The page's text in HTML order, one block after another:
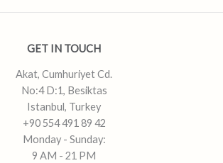
GET IN TOUCH
Akat, Cumhuriyet Cd.
No:4 D:1, Besiktas
Istanbul, Turkey
+90 554 491 89 42
Monday - Sunday:
9 AM - 21 PM